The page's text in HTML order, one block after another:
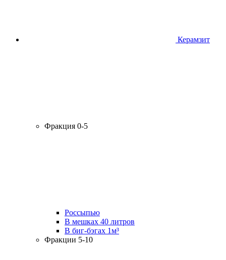
Керамзит
Фракция 0-5
Россыпью
В мешках 40 литров
В биг-бэгах 1м³
Фракции 5-10